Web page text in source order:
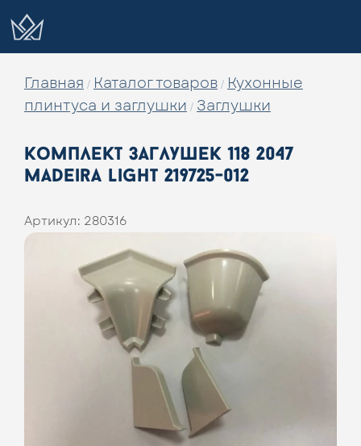
Главная / Каталог товаров / Кухонные
плинтуса и заглушки / Заглушки
комплект заглушек 118 2047
madeira light 219725-012
Артикул: 280316